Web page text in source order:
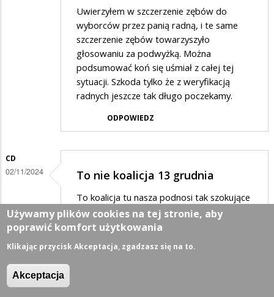
Uwierzyłem w szczerzenie zębów do
wyborców przez panią radną, i te same
szczerzenie zębów towarzyszyło
głosowaniu za podwyżką. Można
podsumować koń się uśmiał z całej tej
sytuacji. Szkoda tylko że z weryfikacją
radnych jeszcze tak długo poczekamy.
ODPOWIEDZ
CD
02/11/2024 To nie koalicja 13 grudnia
To koalicja tu nasza podnosi tak szokujące
ceny śmieci
ODPOWIEDZ
MIESZKANIEC
02/11/2024
Używamy plików cookies na tej stronie, aby
poprawić komfort użytkowania
Klikając przycisk Akceptacja, zgadzasz się na to.
Akceptacja